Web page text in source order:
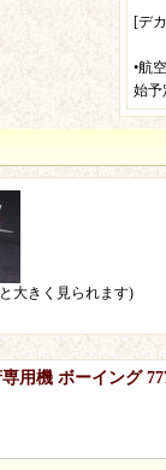
[デ
•航
始予
大きく見られます)
用機 ボーイング